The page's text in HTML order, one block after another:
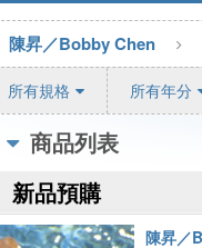
周杰伦
陳昇／Bobby Chen
所有規格 所有年分
商品列表
新品預購
陳昇／